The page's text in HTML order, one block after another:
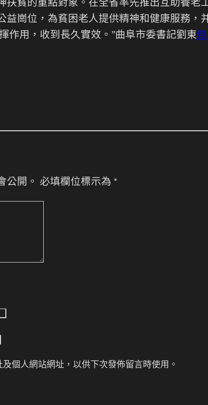
扶貧的重點對象。在全省率先推出互助養老
益崗位，為貧困老人提供精神和健康服務，
作用，收到長久實效。”曲阜市委書記劉東
公開。 必填欄位標示為 *
個人網站網址，以供下次發佈留言時使用。